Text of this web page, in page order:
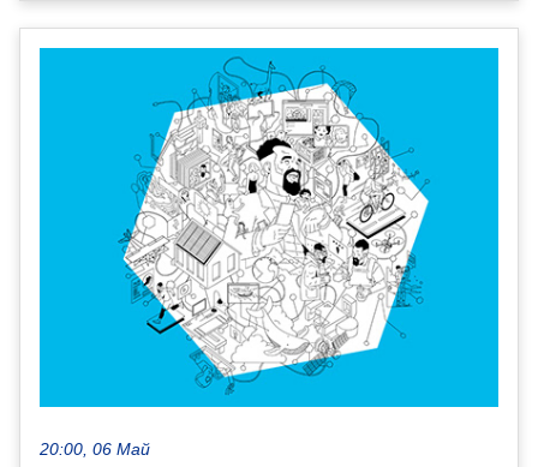
20:00, 06 Май